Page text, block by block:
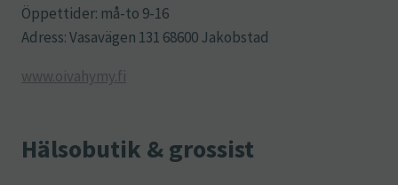
Öppettider: må-to 9-16
Adress: Vasavägen 131 68600 Jakobstad
www.oivahymy.fi
Hälsobutik & grossist